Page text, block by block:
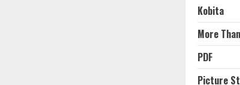
Kobita
More
PDF
Picture